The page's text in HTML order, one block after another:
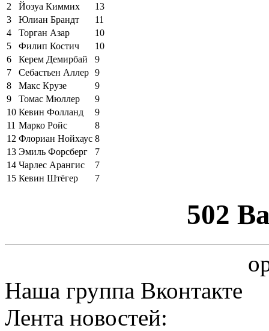
2
Йозуа Киммих
13
3
Юлиан Брандт
11
4
Торган Азар
10
5
Филип Костич
10
6
Керем Демирбай
9
7
Себастьен Аллер 9
8
Макс Крузе
9
9
Томас Мюллер
9
10 Кевин Фолланд
9
11 Марко Ройс
8
12 Флориан Нойхаус 8
13 Эмиль Форсберг
7
14 Чарлес Арангис
7
15 Кевин Штёгер 7
502
Наша группа Вконтакте
Лента новостей: